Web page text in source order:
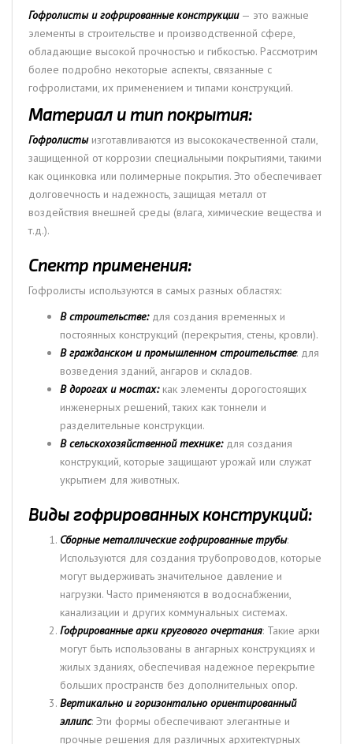
Гофролисты и гофрированные конструкции— это важные
элементы в строительстве и производственной сфере,
обладающие высокой прочностью и гибкостью. Рассмотрим
более подробно некоторые аспекты, связанные с
гофролистами, их применением и типами конструкций.
Материал и тип покрытия:
Гофролисты изготавливаются из высококачественной стали,
защищенной от коррозии специальными покрытиями, такими
как оцинковка или полимерные покрытия. Это обеспечивает
долговечность и надежность, защищая металл от
воздействия внешней среды (влага, химические вещества и
т.д.).
Спектр применения:
Гофролисты используются в самых разных областях:
В строительстве:для создания временных и
постоянных конструкций (перекрытия, стены, кровли).
В гражданском и промышленном строительстве: для
возведения зданий, ангаров и складов.
В дорогах и мостах:как элементы дорогостоящих
инженерных решений, таких как тоннели и
разделительные конструкции.
В сельскохозяйственной технике: для создания
конструкций, которые защищают урожай или служат
укрытием для животных.
Виды гофрированных конструкций:
Сборные металлические гофрированные трубы:
Используются для создания трубопроводов, которые
могут выдерживать значительное давление и
нагрузки. Часто применяются в водоснабжении,
канализации и других коммунальных системах.
Гофрированные арки кругового очертания: Такие арки
могут быть использованы в ангарных конструкциях и
жилых зданиях, обеспечивая надежное перекрытие
больших пространств без дополнительных опор.
Вертикально и горизонтально ориентированный
эллипс: Эти формы обеспечивают элегантные и
прочные решения для различных архитектурных